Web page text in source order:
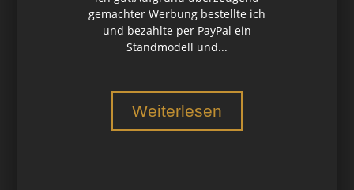
gemachter Werbung bestellte ich
und bezahlte per PayPal ein
Standmodell und...
Weiterlesen